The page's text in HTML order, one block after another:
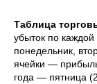
Таблица
убыток по
понедельник,
ячейки —
года — пятница